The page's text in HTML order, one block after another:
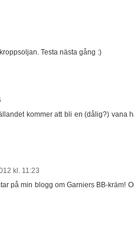
Testa nästa gång :)
kommer att bli en (dålig?) vana
kl. 11:23
på min blogg om Garniers BB-kräm!